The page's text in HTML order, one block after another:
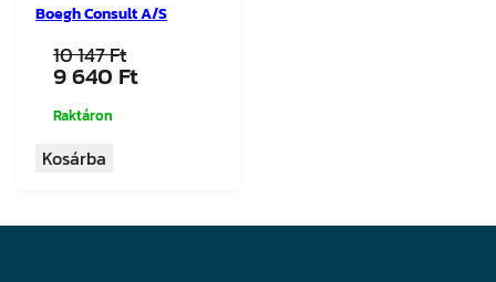
Boegh Consult A/S
10 147Ft
Original
was:
147 Ft.
9 640 FtCurrent
Raktáron
Kosárba